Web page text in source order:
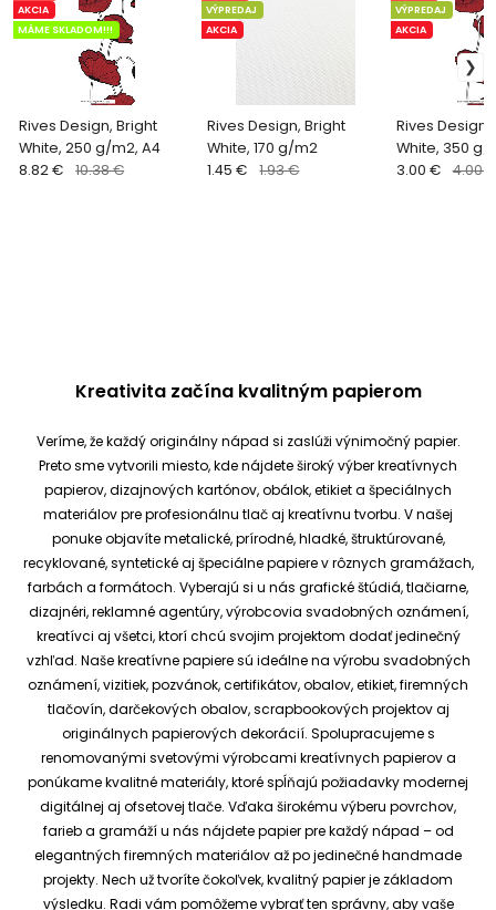
Rives Design, Bright
White, 250 g/m2, A4
AKCIA
MÁME SKLADOM!!!
8.82 € 10.38 €
Rives Design, Bright
White, 170 g/m2
VÝPREDAJ
AKCIA
1.45 € 1.93 €
Rives Design,
White, 350 g/
VÝPREDAJ
AKCIA
3.00 € 4.00 €
Kreativita začína kvalitným papierom
Veríme, že každý originálny nápad si zaslúži výnimočný papier.
Preto sme vytvorili miesto, kde nájdete široký výber kreatívnych
papierov, dizajnových kartónov, obálok, etikiet a špeciálnych
materiálov pre profesionálnu tlač aj kreatívnu tvorbu. V našej
ponuke objavíte metalické, prírodné, hladké, štruktúrované,
recyklované, syntetické aj špeciálne papiere v rôznych gramážach,
farbách a formátoch. Vyberajú si u nás grafické štúdiá, tlačiarne,
dizajnéri, reklamné agentúry, výrobcovia svadobných oznámení,
kreatívci aj všetci, ktorí chcú svojim projektom dodať jedinečný
vzhľad. Naše kreatívne papiere sú ideálne na výrobu svadobných
oznámení, vizitiek, pozvánok, certifikátov, obalov, etikiet, firemných
tlačovín, darčekových obalov, scrapbookových projektov aj
originálnych papierových dekorácií. Spolupracujeme s
renomovanými svetovými výrobcami kreatívnych papierov a
ponúkame kvalitné materiály, ktoré spĺňajú požiadavky modernej
digitálnej aj ofsetovej tlače. Vďaka širokému výberu povrchov,
farieb a gramáží u nás nájdete papier pre každý nápad – od
elegantných firemných materiálov až po jedinečné handmade
projekty. Nech už tvoríte čokoľvek, kvalitný papier je základom
výsledku. Radi vám pomôžeme vybrať ten správny, aby vaše